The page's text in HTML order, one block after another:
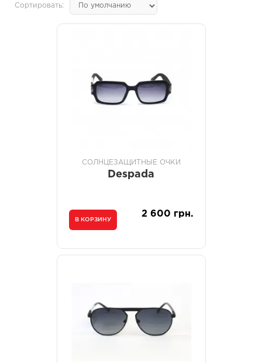
Сортировать:
СОЛНЦЕЗАЩИТНЫЕ ОЧКИ
Despada
В КОРЗИНУ
2 600 грн.